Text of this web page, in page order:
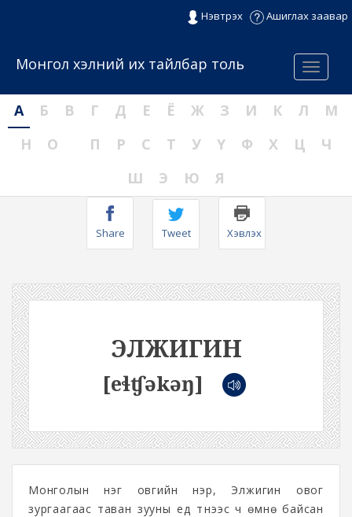
Нэвтрэх Ашиглах заавар
Menu
Монгол хэлний их тайлбар толь
А Б В Г Д Е Ё Ж З И К Л
М
Н
О П Р С Т У Ү Ф Х Ц
Ч
Ш
Э Ю Я
Share Tweet Хэвлэх
ЭЛЖИГИН
[eɬʧəkəŋ]
Монголын нэг овгийн нэр, Элжигин овог
зургаагаас таван зууны үед түүнээс ч өмнө байсан